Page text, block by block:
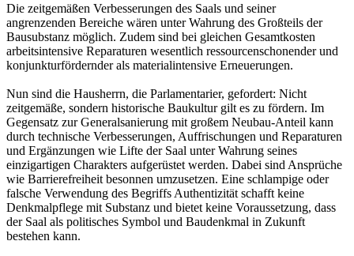
Die zeitgemäßen Verbesserungen des Saals und seiner
angrenzenden Bereiche wären unter Wahrung des Großteils der
Bausubstanz möglich. Zudem sind bei gleichen Gesamtkosten
arbeitsintensive Reparaturen wesentlich ressourcenschonender und
konjunkturfördernder als materialintensive Erneuerungen.
Nun sind die Hausherrn, die Parlamentarier, gefordert: Nicht
zeitgemäße, sondern historische Baukultur gilt es zu fördern. Im
Gegensatz zur Generalsanierung mit großem Neubau-Anteil kann
durch technische Verbesserungen, Auffrischungen und Reparaturen
und Ergänzungen wie Lifte der Saal unter Wahrung seines
einzigartigen Charakters aufgerüstet werden. Dabei sind Ansprüche
wie Barrierefreiheit besonnen umzusetzen. Eine schlampige oder
falsche Verwendung des Begriffs Authentizität schafft keine
Denkmalpflege mit Substanz und bietet keine Voraussetzung, dass
der Saal als politisches Symbol und Baudenkmal in Zukunft
bestehen kann.